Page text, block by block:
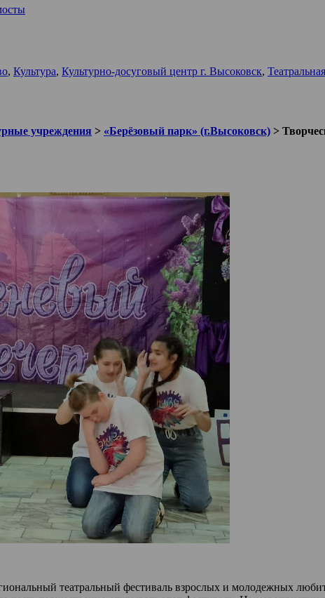
, Культура, Культурно-досуговый центр г. Высоковск,
учреждения > «Берёзовый парк» (г.Высоковск) >
театральный фестиваль взрослых и молодежных